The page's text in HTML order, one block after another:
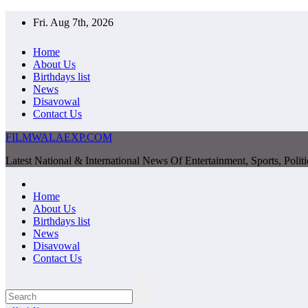
Fri. Aug 7th, 2026
Home
About Us
Birthdays list
News
Disavowal
Contact Us
FILMWALAEXP.COM
Latest National & International News Of Entertainment, Sports,
Home
About Us
Birthdays list
News
Disavowal
Contact Us